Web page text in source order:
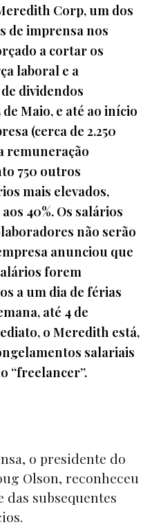
Corp, um dos
de imprensa nos
a cortar os
laboral e a
dividendos
Maio, e até ao início
(cerca de 2.250
remuneração
750 outros
mais elevados,
40%. Os salários
não serão
anunciou que
forem
a um dia de férias
até 4 de
o Meredith está,
salariais
“freelancer”.
o presidente do
Olson, reconheceu
das subsequentes